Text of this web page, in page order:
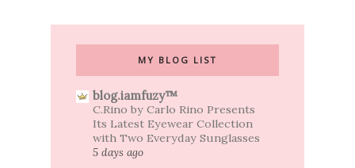
MY BLOG LIST
blog.iamfuzy™
C.Rino by Carlo Rino Presents
Its Latest Eyewear Collection
with Two Everyday Sunglasses
5 days ago